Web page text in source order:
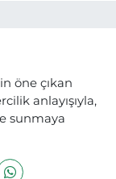
öne çıkan
anlayışıyla,
sunmaya